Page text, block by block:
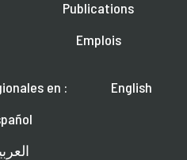
Publications
Emplois
en :
English